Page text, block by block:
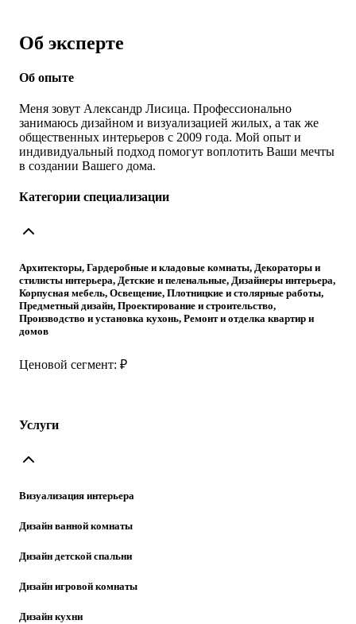
Об эксперте
Об опыте
Меня зовут Александр Лисица. Профессионально
занимаюсь дизайном и визуализацией жилых, а так же
общественных интерьеров с 2009 года. Мой опыт и
индивидуальный подход помогут воплотить Ваши мечты
в создании Вашего дома.
Категории специализации
Архитекторы, Гардеробные и кладовые комнаты, Декораторы и
стилисты интерьера, Детские и пеленальные, Дизайнеры интерьера,
Корпусная мебель, Освещение, Плотницкие и столярные работы,
Предметный дизайн, Проектирование и строительство,
Производство и установка кухонь, Ремонт и отделка квартир и
домов
Ценовой сегмент: ₽
Услуги
Визуализация интерьера
Дизайн ванной комнаты
Дизайн детской спальни
Дизайн игровой комнаты
Дизайн кухни